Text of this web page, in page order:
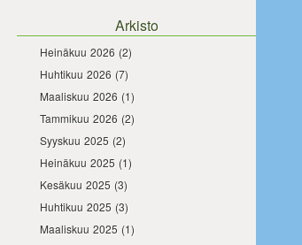
Arkisto
Heinäkuu 2026 (2)
Huhtikuu 2026 (7)
Maaliskuu 2026 (1)
Tammikuu 2026 (2)
Syyskuu 2025 (2)
Heinäkuu 2025 (1)
Kesäkuu 2025 (3)
Huhtikuu 2025 (3)
Maaliskuu 2025 (1)